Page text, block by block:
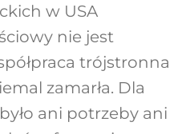
w USA
nie jest
trójstronna
zamarła. Dla
ani potrzeby ani